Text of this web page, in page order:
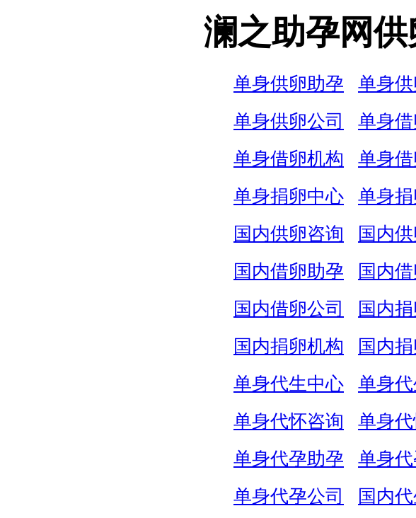
澜之助孕网
单身供卵助孕 单身
单身供卵公司
单身
单身借卵机构
单身借
单身捐卵中心
单身
国内供卵咨询
国内
国内借卵助孕
国内
国内借卵公司
国内
国内捐卵机构
国内
单身代生中心
单身
单身代怀咨询
单身
单身代孕助孕
单身
单身代孕公司
国内